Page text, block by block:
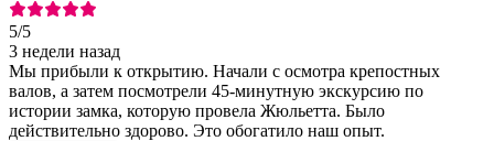
5/5
3 недели назад
Мы прибыли к открытию. Начали с осмотра крепостных
валов, а затем посмотрели 45-минутную экскурсию по
истории замка, которую провела Жюльетта. Было
действительно здорово. Это обогатило наш опыт.